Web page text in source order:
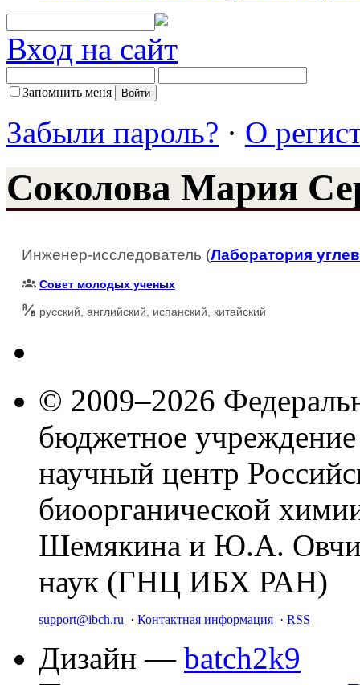
Вход на сайт
Запомнить меня
Забыли пароль? · О
Соколова Мария
Инженер-исследователь (Лаборатория
Совет молодых ученых
русский, английский, испанский, китайский
© 2009–2026
бюджетное
научный центр
биоорганической
Шемякина и Ю.А.
наук (ГНЦ ИБХ РАН)
support@ibch.ru · Контактная информация · RSS
Дизайн — batch2k9